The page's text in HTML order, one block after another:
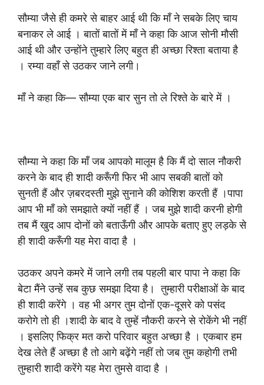
सौम्या जैसे ही कमरे से बाहर आई थी कि माँ ने सबके लिए चाय
बनाकर ले आई । बातों बातों में माँ ने कहा कि आज सोनी मौसी
आई थी और उन्होंने तुम्हारे लिए बहुत ही अच्छा रिश्ता बताया है
। रम्या वहाँ से उठकर जाने लगी।
माँ ने कहा कि— सौम्या एक बार सुन तो ले रिश्ते के बारे में ।
सौम्या ने कहा कि माँ जब आपको मालूम है कि मैं दो साल नौकरी
करने के बाद ही शादी करूँगी फिर भी आप सबकी बातों को
सुनती हैं और ज़बरदस्ती मुझे सुनाने की कोशिश करती हैं ।पापा
आप भी माँ को समझाते क्यों नहीं हैं । जब मुझे शादी करनी होगी
तब मैं खुद आप दोनों को बताऊँगी और आपके बताए हुए लड़के से
ही शादी करूँगी यह मेरा वादा है ।
उठकर अपने कमरे में जाने लगी तब पहली बार पापा ने कहा कि
बेटा मैंने उन्हें सब कुछ समझा दिया है। तुम्हारी परीक्षाओं के बाद
ही शादी करेंगे । वह भी अगर तुम दोनों एक-दूसरे को पसंद
करोगे तो ही ।शादी के बाद वे तुम्हें नौकरी करने से रोकेंगे भी नहीं
। इसलिए फिक्र मत करो परिवार बहुत अच्छा है । एकबार हम
देख लेते हैं अच्छा है तो आगे बढ़ेंगे नहीं तो जब तुम कहोगी तभी
तुम्हारी शादी करेंगे यह मेरा तुमसे वादा है ।